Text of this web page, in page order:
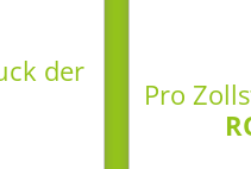
der
Pro